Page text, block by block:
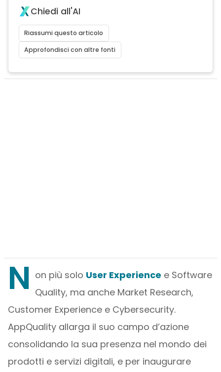
Chiedi all'AI
Riassumi questo articolo
Approfondisci con altre fonti
N on più solo User Experience e Software
Quality, ma anche Market Research,
Customer Experience e Cybersecurity.
AppQuality allarga il suo campo d’azione
consolidando la sua presenza nel mondo dei
prodotti e servizi digitali, e per inaugurare